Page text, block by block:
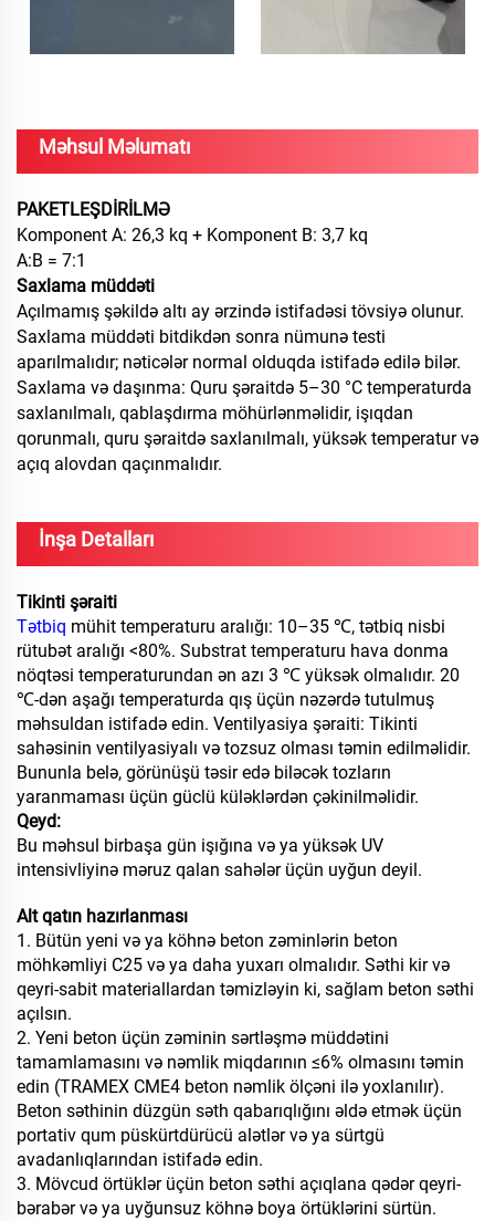
Məhsul Məlumatı
PAKETLEŞDİRİLMƏ
Komponent A: 26,3 kq + Komponent B: 3,7 kq
A:B = 7:1
Saxlama müddəti
Açılmamış şəkildə altı ay ərzində istifadəsi tövsiyə olunur.
Saxlama müddəti bitdikdən sonra nümunə testi
aparılmalıdır; nəticələr normal olduqda istifadə edilə bilər.
Saxlama və daşınma: Quru şəraitdə 5–30 °C temperaturda
saxlanılmalı, qablaşdırma möhürlənməlidir, işıqdan
qorunmalı, quru şəraitdə saxlanılmalı, yüksək temperatur və
açıq alovdan qaçınmalıdır.
İnşa Detalları
Tikinti şəraiti
Tətbiq mühit temperaturu aralığı: 10–35 ℃, tətbiq nisbi
rütubət aralığı <80%. Substrat temperaturu hava donma
nöqtəsi temperaturundan ən azı 3 ℃ yüksək olmalıdır. 20
℃-dən aşağı temperaturda qış üçün nəzərdə tutulmuş
məhsuldan istifadə edin. Ventilyasiya şəraiti: Tikinti
sahəsinin ventilyasiyalı və tozsuz olması təmin edilməlidir.
Bununla belə, görünüşü təsir edə biləcək tozların
yaranmaması üçün güclü küləklərdən çəkinilməlidir.
Qeyd:
Bu məhsul birbaşa gün işığına və ya yüksək UV
intensivliyinə məruz qalan sahələr üçün uyğun deyil.
Alt qatın hazırlanması
1. Bütün yeni və ya köhnə beton zəminlərin beton
möhkəmliyi C25 və ya daha yuxarı olmalıdır. Səthi kir və
qeyri-sabit materiallardan təmizləyin ki, sağlam beton səthi
açılsın.
2. Yeni beton üçün zəminin sərtləşmə müddətini
tamamlamasını və nəmlik miqdarının ≤6% olmasını təmin
edin (TRAMEX CME4 beton nəmlik ölçəni ilə yoxlanılır).
Beton səthinin düzgün səth qabarıqlığını əldə etmək üçün
portativ qum püskürtdürücü alətlər və ya sürtgü
avadanlıqlarından istifadə edin.
3. Mövcud örtüklər üçün beton səthi açıqlana qədər qeyri-
bərabər və ya uyğunsuz köhnə boya örtüklərini sürtün.